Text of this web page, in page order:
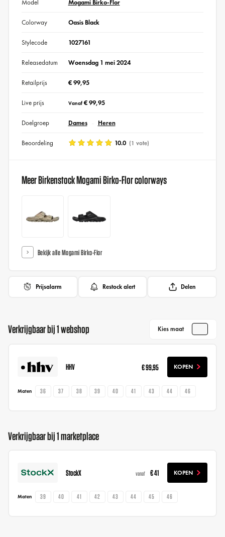
Model Mogami Birko-Flor
Colorway Oasis Black
Stylecode 1027161
Releasedatum Woensdag 1 mei 2024
Retailprijs € 99,95
Live prijs Vanaf€ 99,95
Doelgroep Dames Heren
Beoordeling 10.0 (1 vote)
Meer Birkenstock Mogami Birko-Flor colorways
Bekijk alle Mogami Birko-Flor
Prijsalarm Restock alert Delen
Verkrijgbaar bij 1 webshop Kies maat
HHV € 99,95 KOPEN
Maten 36 37 38 39 40 41 43 44 46
Verkrijgbaar bij 1 marketplace
StockX vanaf € 41 KOPEN
Maten 39 40 41 42 43 44 45 46